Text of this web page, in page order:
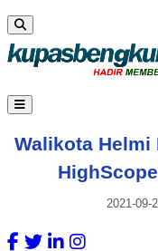
Walikota Helmi
2021-09-